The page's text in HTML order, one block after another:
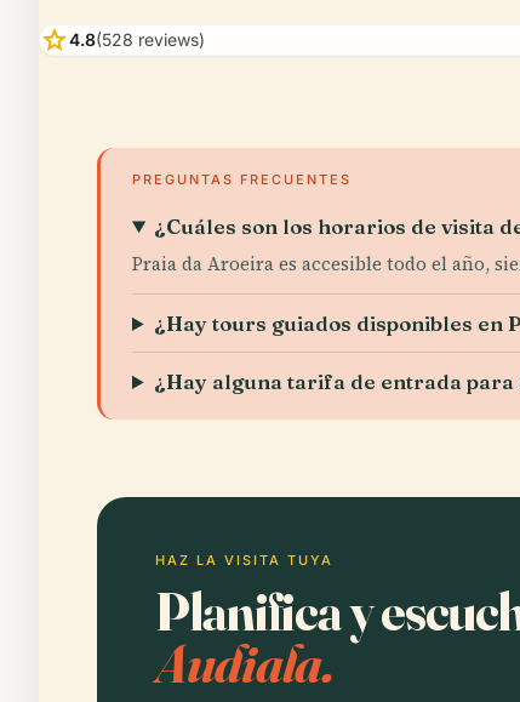
star4.8(528 reviews)
PREGUNTAS FRECUENTES
¿Cuáles son los horarios de visita
Praia da Aroeira es accesible todo el año,
¿Hay tours guiados disponibles en
¿Hay alguna tarifa de entrada
HAZ LA VISITA TUYA
Planifica y
Audiala.